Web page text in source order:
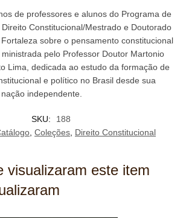
de professores e alunos do Programa de
Constitucional/Mestrado e Doutorado
sobre o pensamento constitucional
pelo Professor Doutor Martonio
Lima, dedicada ao estudo da formação de
e político no Brasil desde sua
independente.
SKU:
188
, Coleções, Direito Constitucional
visualizaram este item